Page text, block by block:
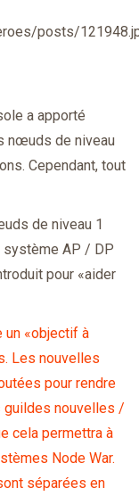
posts/
a apporté
nœuds de niveau
Cependant, tout
de niveau 1
système AP / DP
pour «aider
un «objectif à
Les nouvelles
pour rendre
guildes nouvelles /
cela permettra à
Node War.
séparées en